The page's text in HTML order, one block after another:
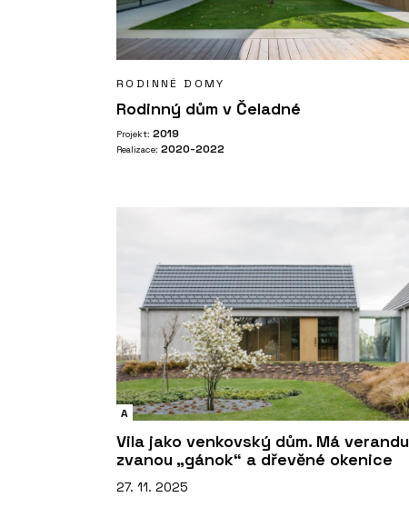
RODINNÉ DOMY
Rodinný dům v Čeladné
Projekt: 2019
Realizace: 2020-2022
A
Vila jako venkovský dům. Má verandu
zvanou „gánok“ a dřevěné okenice
27. 11. 2025